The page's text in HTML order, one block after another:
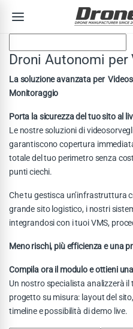
Droni Autonomi
La soluzione avanzata per
Monitoraggio
Porta la sicurezza del tuo sito al
Le nostre soluzioni di
garantiscono copertura
totale del tuo perimetro senza
punti ciechi.
Che tu gestisca un’infrastruttura
grande sito logistico, i nostri
integrandosi con i tuoi VMS,
Meno rischi, più efficienza e una
Compila ora il modulo e ottieni
Un nostro specialista analizzerà
progetto su misura: layout del
timeline e possibilità di demo live.